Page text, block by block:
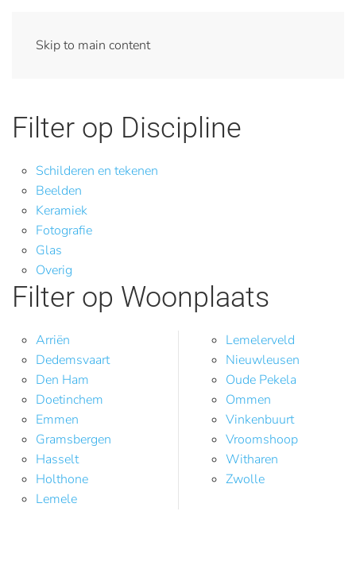
Skip to main content
Filter op Discipline
Schilderen en tekenen
Beelden
Keramiek
Fotografie
Glas
Overig
Filter op Woonplaats
Arriën
Dedemsvaart
Den Ham
Doetinchem
Emmen
Gramsbergen
Hasselt
Holthone
Lemele
Lemelerveld
Nieuwleusen
Oude Pekela
Ommen
Vinkenbuurt
Vroomshoop
Witharen
Zwolle